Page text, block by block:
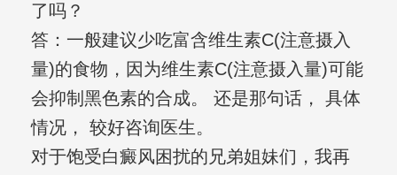
了吗？
答：一般建议少吃富含维生素C(注意摄入
量)的食物，因为维生素C(注意摄入量)可能
会抑制黑色素的合成。 还是那句话， 具体
情况， 较好咨询医生。
对于饱受白癜风困扰的兄弟姐妹们，我再